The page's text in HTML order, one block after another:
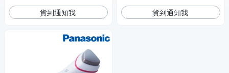
貨到通知我 貨到通知我